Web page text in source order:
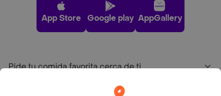
App Store Google play AppGallery
Pide tu comida favorita cerca de ti